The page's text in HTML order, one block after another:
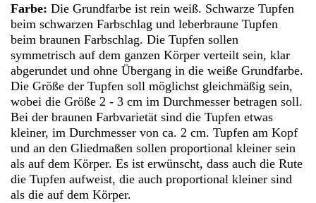
Farbe: Die Grundfarbe ist rein weiß. Schwarze Tupfen
beim schwarzen Farbschlag und leberbraune Tupfen
beim braunen Farbschlag. Die Tupfen sollen
symmetrisch auf dem ganzen Körper verteilt sein, klar
abgerundet und ohne Übergang in die weiße Grundfarbe.
Die Größe der Tupfen soll möglichst gleichmäßig sein,
wobei die Größe 2 - 3 cm im Durchmesser betragen soll.
Bei der braunen Farbvarietät sind die Tupfen etwas
kleiner, im Durchmesser von ca. 2 cm. Tupfen am Kopf
und an den Gliedmaßen sollen proportional kleiner sein
als auf dem Körper. Es ist erwünscht, dass auch die Rute
die Tupfen aufweist, die auch proportional kleiner sind
als die auf dem Körper.